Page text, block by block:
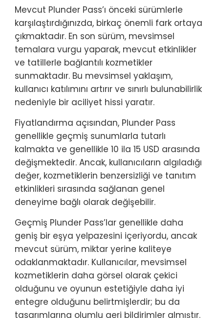
Mevcut Plunder Pass’ı önceki sürümlerle
karşılaştırdığınızda, birkaç önemli fark ortaya
çıkmaktadır. En son sürüm, mevsimsel
temalara vurgu yaparak, mevcut etkinlikler
ve tatillerle bağlantılı kozmetikler
sunmaktadır. Bu mevsimsel yaklaşım,
kullanıcı katılımını artırır ve sınırlı bulunabilirlik
nedeniyle bir aciliyet hissi yaratır.
Fiyatlandırma açısından, Plunder Pass
genellikle geçmiş sunumlarla tutarlı
kalmakta ve genellikle 10 ila 15 USD arasında
değişmektedir. Ancak, kullanıcıların algıladığı
değer, kozmetiklerin benzersizliği ve tanıtım
etkinlikleri sırasında sağlanan genel
deneyime bağlı olarak değişebilir.
Geçmiş Plunder Pass’lar genellikle daha
geniş bir eşya yelpazesini içeriyordu, ancak
mevcut sürüm, miktar yerine kaliteye
odaklanmaktadır. Kullanıcılar, mevsimsel
kozmetiklerin daha görsel olarak çekici
olduğunu ve oyunun estetiğiyle daha iyi
entegre olduğunu belirtmişlerdir; bu da
tasarımlarına olumlu geri bildirimler almıştır.